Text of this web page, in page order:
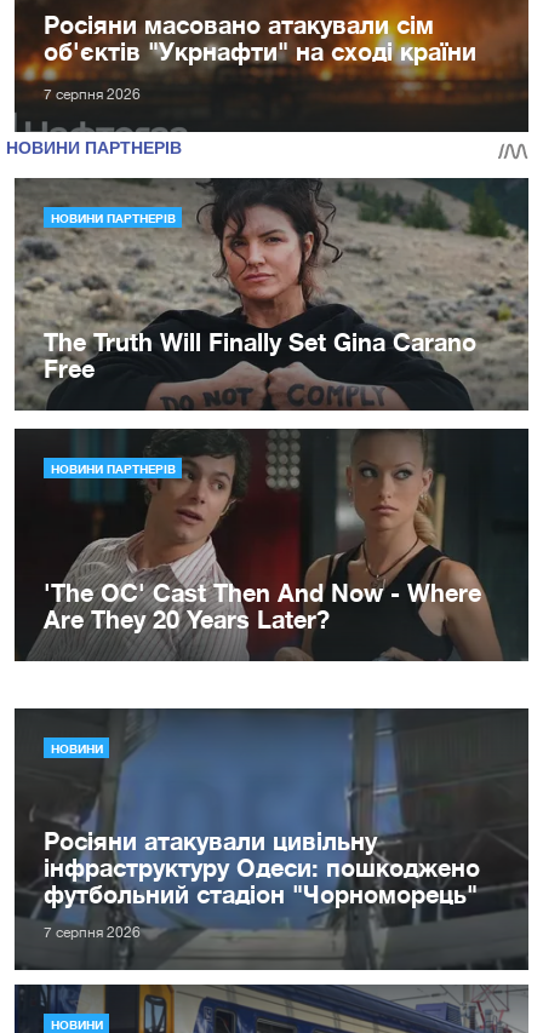
Росіяни масовано атакували сім
об'єктів "Укрнафти" на сході країни
7 серпня 2026
НОВИНИ
Росіяни атакували цивільну
інфраструктуру Одеси: пошкоджено
футбольний стадіон "Чорноморець"
7 серпня 2026
НОВИНИ